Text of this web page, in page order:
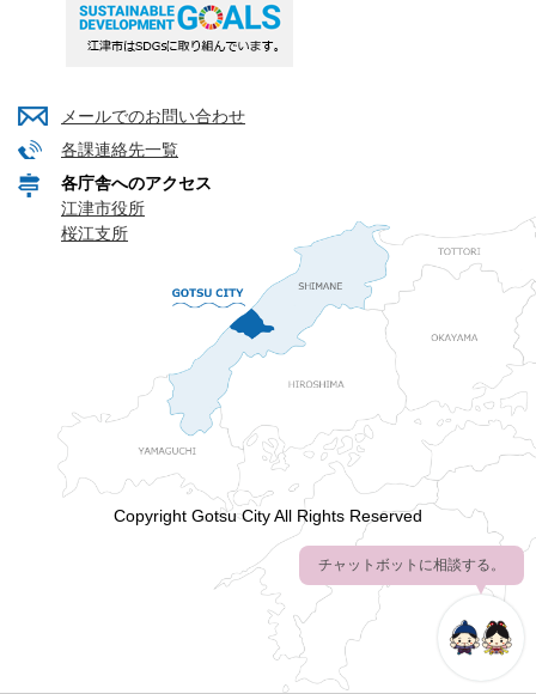
メールでのお問い合わせ
各課連絡先一覧
各庁舎へのアクセス
江津市役所
桜江支所
Copyright Gotsu City All Rights Reserved
チャットボットに相談する。